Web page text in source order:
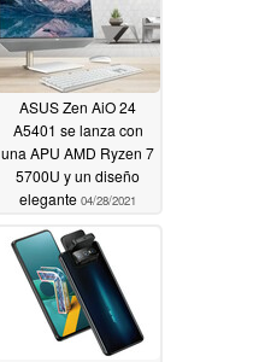
ASUS Zen AiO 24
A5401 se lanza con
una APU AMD Ryzen 7
5700U y un diseño
elegante 04/28/2021